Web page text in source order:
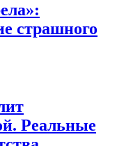
страшного
Реальные